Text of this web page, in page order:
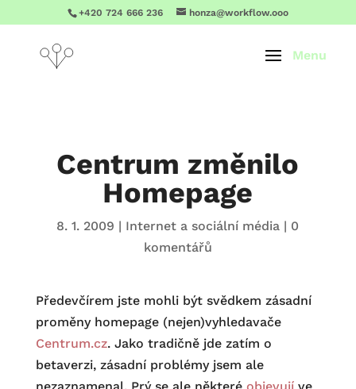
+420 724 666 236 honza@workflow.ooo
Centrum změnilo
Homepage
8. 1. 2009 | Internet a sociální média | 0
komentářů
Předevčírem jste mohli být svědkem zásadní
proměny homepage (nejen)vyhledavače
Centrum.cz. Jako tradičně jde zatím o
betaverzi, zásadní problémy jsem ale